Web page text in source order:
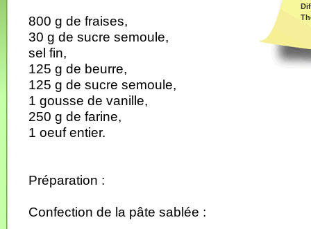
800 g de fraises,
30 g de sucre semoule,
sel fin,
125 g de beurre,
125 g de sucre semoule,
1 gousse de vanille,
250 g de farine,
1 oeuf entier.
Préparation :
Confection de la pâte sablée :